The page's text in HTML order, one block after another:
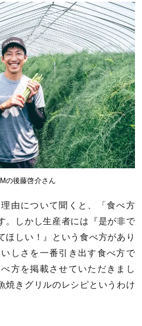
の後藤啓介さん
由について聞くと、「食べ方
。しかし生産者には『是が非で
ほしい！』という食べ方があり
しさを一番引き出す食べ方で
方を掲載させていただきまし
焼きグリルのレシピというわけ